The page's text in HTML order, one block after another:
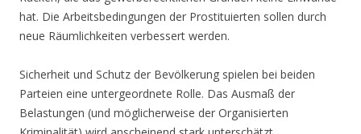
hat. Die Arbeitsbedingungen der Prostituierten sollen durch
neue Räumlichkeiten verbessert werden.
Sicherheit und Schutz der Bevölkerung spielen bei beiden
Parteien eine untergeordnete Rolle. Das Ausmaß der
Belastungen (und möglicherweise der Organisierten